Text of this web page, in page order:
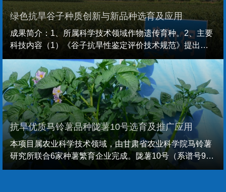
应性评价-工艺优化-绿色蔬菜生产”的低成本基质研...
绿色抗旱谷子种质创新与新品种选育及应用
成果简介：1、所属科学技术领域作物遗传育种。2、主要
科技内容（1）《谷子抗旱性鉴定评价技术规范》提出了
芽期、苗期和成株期抗旱性鉴定评价方法，“采用底部上渗
复水的作物苗期抗旱性鉴定方法”解决了表面复水蒸散快的
难题，开发的基序为(CGAGC)3和(AGCGA)3的SSR 分子
标记 GSA03760 和 GSA03762 与粒重紧密连锁，可用于
分子辅助筛选。（2）创制的强抗旱种质025-3-1-1-1 抗旱
指数1.392，抗性淀粉含量高（30.58±5.67%）；强抗旱...
抗旱优质马铃薯品种陇薯10号选育及推广应用
本项目属农业科学技术领域，由甘肃省农业科学院马铃薯
研究所联合6家种薯繁育企业完成。陇薯10号（系谱号92-
24-114）是由甘肃省农业科学院历时22年育成的抗旱优质